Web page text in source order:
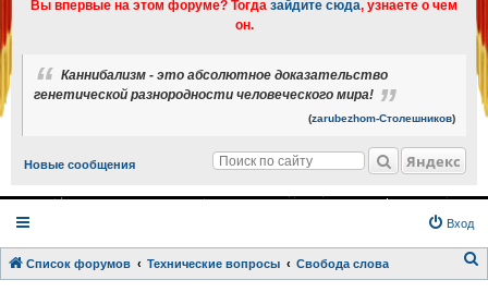
Вы впервые на этом форуме? Тогда зайдите сюда, узнаете о чем
он.
Каннибализм - это абсолютное доказательство
генетической разнородности человеческого мира!
(zarubezhom-Столешников)
Новые сообщения Яндекс
Вход
Список форумов Технические вопросы Свобода слова